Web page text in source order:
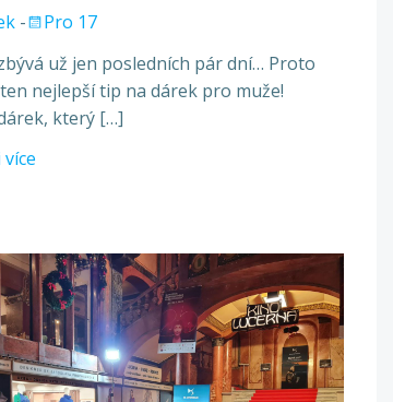
-
Pro 17
už jen posledních pár dní… Proto
nejlepší tip na dárek pro muže!
který […]